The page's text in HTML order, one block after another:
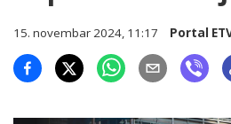
15. novembar 2024, 11:17 Portal